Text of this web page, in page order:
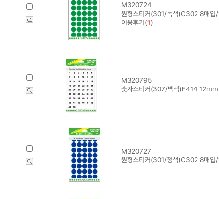
M320724
원형스티커(301/녹색)C302 8매입
이용후기(1)
M320795
숫자스티커(307/백색)F414 12mm
M320727
원형스티커(301/청색)C302 8매입